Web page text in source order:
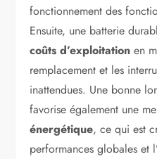
fonctionnement des
Ensuite, une batterie
coûts d’exploitation en
remplacement et les
inattendues. Une bonne
favorise également une
énergétique, ce qui est
performances globales et